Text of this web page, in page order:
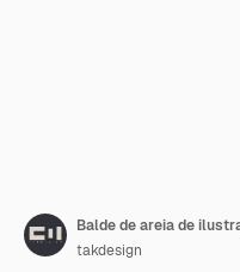
Balde de areia de
takdesign